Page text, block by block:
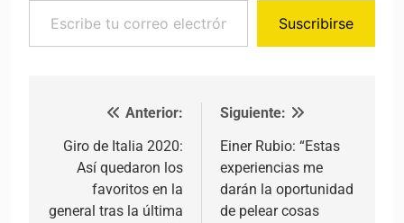
Suscribirse
Navegación de entradas
Anterior:
Giro de Italia 2020:
Así quedaron los
favoritos en la
general tras la última
Siguiente:
Einer Rubio: “Estas
experiencias me
darán la oportunidad
de pelear cosas